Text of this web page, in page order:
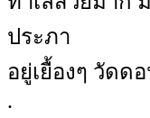
ประภา
อยู่เยื้องๆ วัดด
.